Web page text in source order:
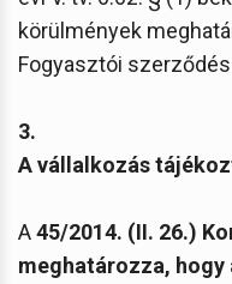
körülmények
Fogyasztói
3.
A vállalkozás
A45/2014. (II. 26.)
meghatározza,